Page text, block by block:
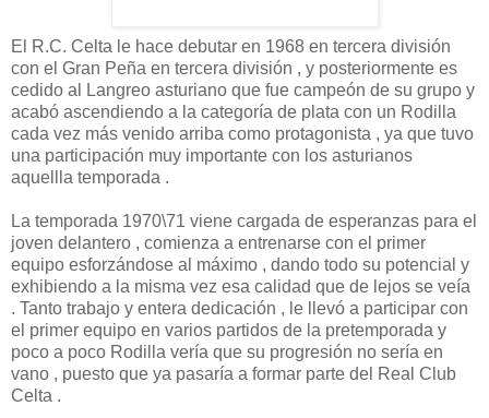
El R.C. Celta le hace debutar en 1968 en tercera división
con el Gran Peña en tercera división , y posteriormente es
cedido al Langreo asturiano que fue campeón de su grupo y
acabó ascendiendo a la categoría de plata con un Rodilla
cada vez más venido arriba como protagonista , ya que tuvo
una participación muy importante con los asturianos
aquellla temporada .
La temporada 1970\71 viene cargada de esperanzas para el
joven delantero , comienza a entrenarse con el primer
equipo esforzándose al máximo , dando todo su potencial y
exhibiendo a la misma vez esa calidad que de lejos se veía
. Tanto trabajo y entera dedicación , le llevó a participar con
el primer equipo en varios partidos de la pretemporada y
poco a poco Rodilla vería que su progresión no sería en
vano , puesto que ya pasaría a formar parte del Real Club
Celta .